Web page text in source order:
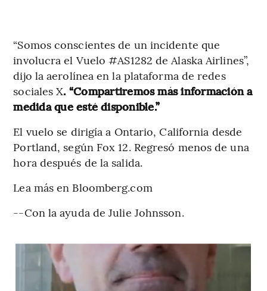
“Somos conscientes de un incidente que
involucra el Vuelo #AS1282 de Alaska Airlines”,
dijo la aerolínea en la plataforma de redes
sociales X. “Compartiremos más información a
medida que esté disponible.”
El vuelo se dirigía a Ontario, California desde
Portland, según Fox 12. Regresó menos de una
hora después de la salida.
Lea más en Bloomberg.com
--Con la ayuda de Julie Johnsson.